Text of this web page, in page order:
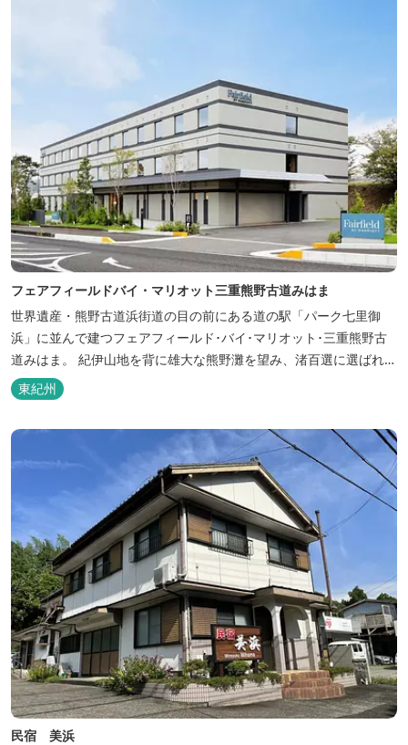
フェアフィールドバイ・マリオット三重熊野古道みはま
世界遺産・熊野古道浜街道の目の前にある道の駅「パーク七里御
浜」に並んで建つフェアフィールド･バイ･マリオット･三重熊野古
道みはま。 紀伊山地を背に雄大な熊野灘を望み、渚百選に選ばれた
七里御浜海岸などの美しい自然が広がります。一年を通して暖かで
過ごしやすく、季節を通じて穫れる数々の品種のみかんをはじめ、
巡る旅の拠点として、当...
東紀州
民宿 美浜